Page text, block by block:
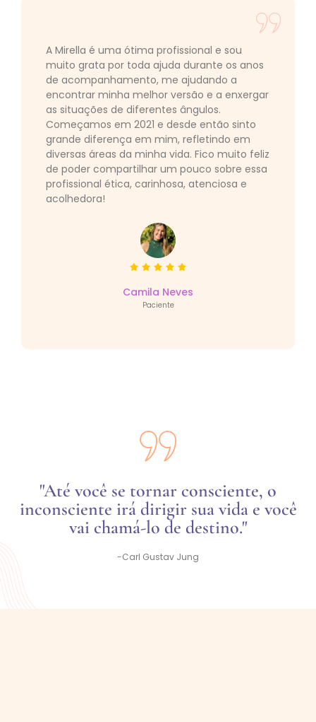
A Mirella é uma ótima profissional e sou
muito grata por toda ajuda durante os anos
de acompanhamento, me ajudando a
encontrar minha melhor versão e a enxergar
as situações de diferentes ângulos.
Começamos em 2021 e desde então sinto
grande diferença em mim, refletindo em
diversas áreas da minha vida. Fico muito feliz
de poder compartilhar um pouco sobre essa
profissional ética, carinhosa, atenciosa e
acolhedora!
Camila Neves
Paciente
"Até você se tornar consciente, o
inconsciente irá dirigir sua vida e você
vai chamá-lo de destino."
-Carl Gustav Jung